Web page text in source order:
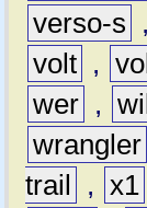
verso-s
,
volt ,
wer , will
wrangler
trail
, x1